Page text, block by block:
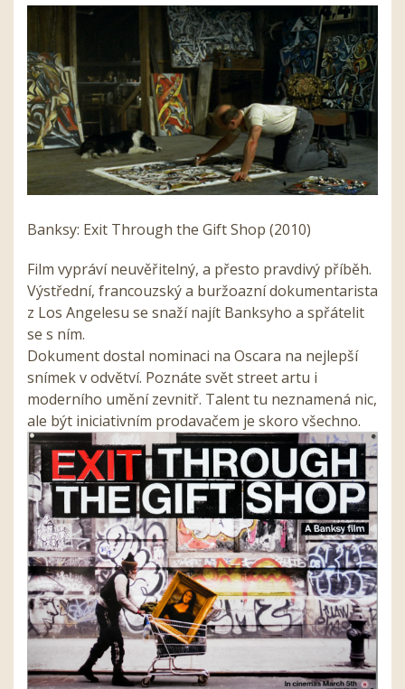
Banksy: Exit Through the Gift Shop (2010)
Film vypráví neuvěřitelný, a přesto pravdivý příběh.
Výstřední, francouzský a buržoazní dokumentarista
z Los Angelesu se snaží najít Banksyho a spřátelit
se s ním.
Dokument dostal nominaci na Oscara na nejlepší
snímek v odvětví. Poznáte svět street artu i
moderního umění zevnitř. Talent tu neznamená nic,
ale být iniciativním prodavačem je skoro všechno.